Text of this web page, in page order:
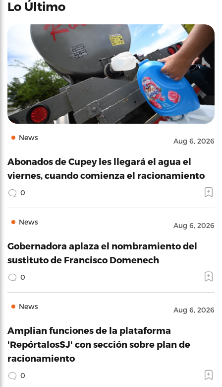
Lo Último
News Aug 6, 2026
Abonados de Cupey les llegará el agua el
viernes, cuando comienza el racionamiento
0
News Aug 6, 2026
Gobernadora aplaza el nombramiento del
sustituto de Francisco Domenech
0
News Aug 6, 2026
Amplian funciones de la plataforma
'RepórtalosSJ' con sección sobre plan de
racionamiento
0